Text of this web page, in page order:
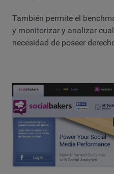
También permite el
y monitorizar y analizar
necesidad de poseer